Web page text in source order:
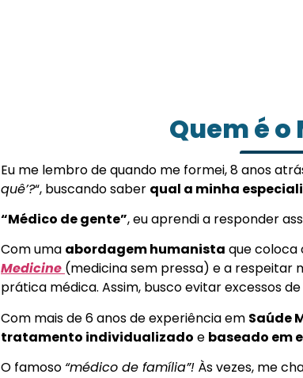
Quem é
Eu me lembro de quando me formei, 8 anos
quê’?“, buscando saber qual a minha
“Médico de gente”, eu aprendi a responder
Com uma abordagem humanista que coloca
Medicine (medicina sem pressa) e a respeitar
prática médica. Assim, busco evitar excessos
Com mais de 6 anos de experiência em Saúde
tratamento individualizado e baseado em
O famoso “médico de família”! Às vezes, me